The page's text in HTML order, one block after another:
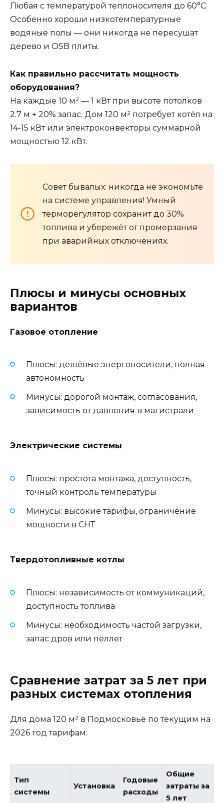
Любая с температурой теплоносителя до 60°С.
Особенно хороши низкотемпературные
водяные полы — они никогда не пересушат
дерево и OSB плиты.
Как правильно рассчитать мощность
оборудования?
На каждые 10 м² — 1 кВт при высоте потолков
2.7 м + 20% запас. Дом 120 м² потребует котёл на
14-15 кВт или электроконвекторы суммарной
мощностью 12 кВт.
Совет бывалых: никогда не экономьте
на системе управления! Умный
терморегулятор сохранит до 30%
топлива и убережёт от промерзания
при аварийных отключениях.
Плюсы и минусы основных
вариантов
Газовое отопление
Плюсы: дешёвые энергоносители, полная
автономность
Минусы: дорогой монтаж, согласования,
зависимость от давления в магистрали
Электрические системы
Плюсы: простота монтажа, доступность,
точный контроль температуры
Минусы: высокие тарифы, ограничение
мощности в СНТ
Твердотопливные котлы
Плюсы: независимость от коммуникаций,
доступность топлива
Минусы: необходимость частой загрузки,
запас дров или пеллет
Сравнение затрат за 5 лет при
разных системах отопления
Для дома 120 м² в Подмосковье по текущим на
2026 год тарифам:
Тип
системы
Установка
Годовые
расходы
Общие
затраты за
5 лет